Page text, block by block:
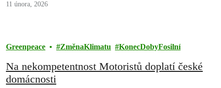
11 února, 2026
Greenpeace ZměnaKlimatu KonecDobyFosilní
Na nekompetentnost Motoristů doplatí české
domácnosti